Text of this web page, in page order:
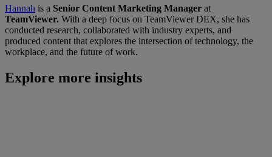
Hannah is a Senior Content Marketing Manager at
TeamViewer. With a deep focus on TeamViewer DEX, she has
conducted research, collaborated with industry experts, and
produced content that explores the intersection of technology, the
workplace, and the future of work.
Explore more insights